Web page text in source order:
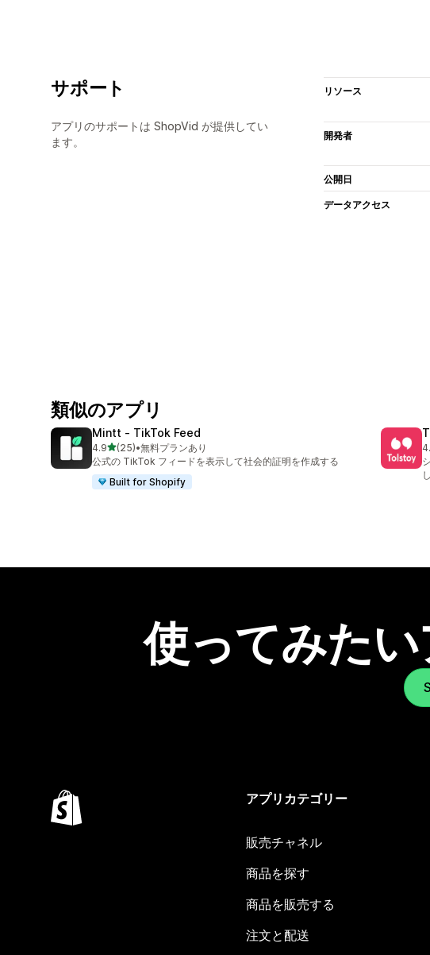
サポート
アプリのサポートは ShopVid が提供してい
ます。
リソース
開発者
公開日
データアクセス
類似のアプリ
Mintt ‑ TikTok Feed
4.95つ星中
(25)
合計レビュー数：25件
•無料プランあり
公式の TikTok フィードを表示して社会的証明を作成する
Built for Shopify
使ってみた
アプリカテゴリー
販売チャネル
商品を探す
商品を販売する
注文と配送